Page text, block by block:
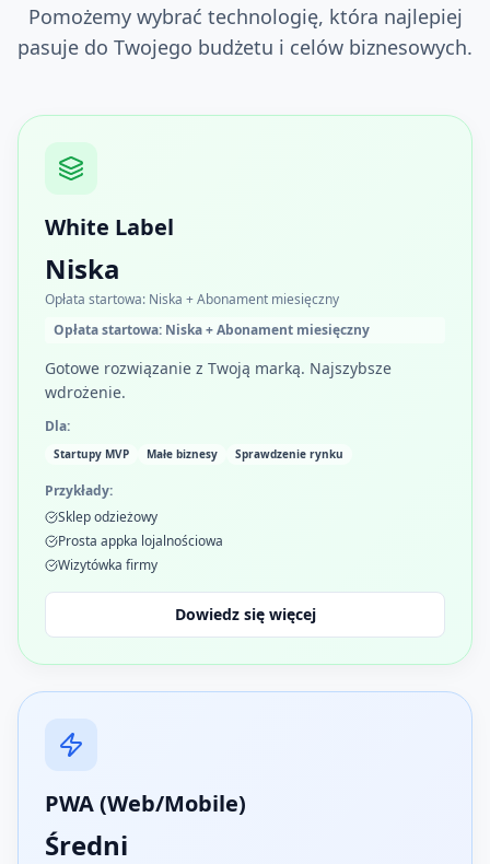
Pomożemy wybrać technologię, która najlepiej
pasuje do Twojego budżetu i celów biznesowych.
White Label
Niska
Opłata startowa: Niska + Abonament miesięczny
Opłata startowa: Niska + Abonament miesięczny
Gotowe rozwiązanie z Twoją marką. Najszybsze
wdrożenie.
Dla:
Startupy MVP Małe biznesy Sprawdzenie rynku
Przykłady:
Sklep odzieżowy
Prosta appka lojalnościowa
Wizytówka firmy
Dowiedz się więcej
PWA (Web/Mobile)
Średni